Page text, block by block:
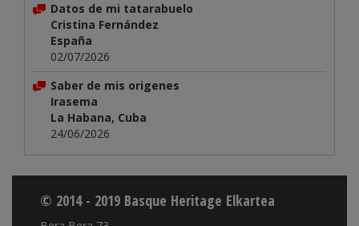
Datos de mi tatarabuelo
Cristina Fernández
España
02/07/2026
Saber de mis origenes
Irasema
La Habana, Cuba
24/06/2026
© 2014 - 2019 Basque Heritage Elkartea